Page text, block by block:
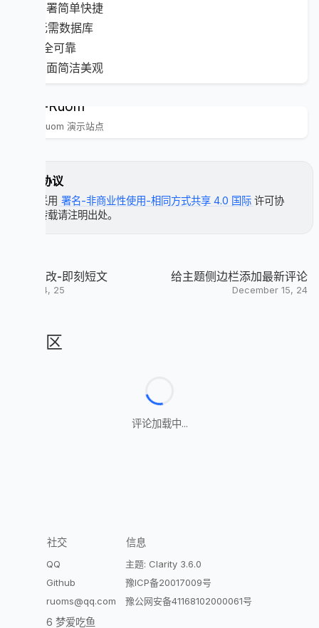
🚀 部署简单快捷
📦 无需数据库
🔒 安全可靠
💻 界面简洁美观
Pix-Ruom
Pix-Ruom 演示站点
许可协议
本文采用 署名-非商业性使用-相同方式共享 4.0 国际 许可协
议，转载请注明出处。
主题魔改-即刻短文
March 4, 25
给主题侧边栏添加最新评论
December 15, 24
评论区
评论加载中...
社交
QQ
Github
ruoms@qq.com
信息
主题: Clarity 3.6.0
豫ICP备20017009号
豫公网安备41168102000061号
© 2026 梦爱吃鱼